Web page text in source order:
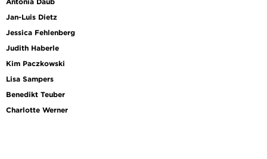
Jan-Luis Dietz
Jessica Fehlenberg
Judith Haberle
Kim Paczkowski
Lisa Sampers
Benedikt Teuber
Charlotte Werner